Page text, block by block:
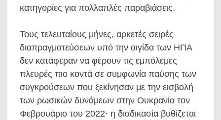
κατηγορίες για πολλαπλές παραβιάσεις.
Τους τελευταίους μήνες, αρκετές σειρές
διαπραγματεύσεων υπό την αιγίδα των ΗΠΑ
δεν κατάφεραν να φέρουν τις εμπόλεμες
πλευρές πιο κοντά σε συμφωνία παύσης των
συγκρούσεων που ξεκίνησαν με την εισβολή
των ρωσικών δυνάμεων στην Ουκρανία τον
Φεβρουάριο του 2022· η διαδικασία βυθίζεται